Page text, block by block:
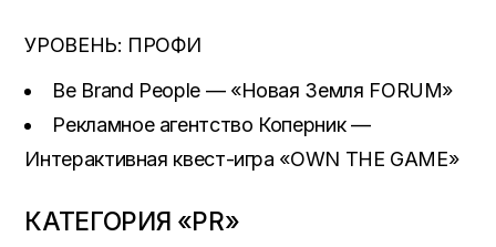
УРОВЕНЬ: ПРОФИ
Be Brand People — «Новая Земля FORUM»
Рекламное агентство Коперник —
Интерактивная квест-игра «OWN THE GAME»
КАТЕГОРИЯ «PR»